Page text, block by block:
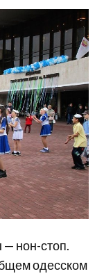
— нон-стоп.
одесском